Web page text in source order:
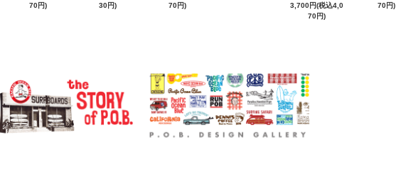
70円)
30円)
70円)
3,700円(税込4,0
70円)
70円)